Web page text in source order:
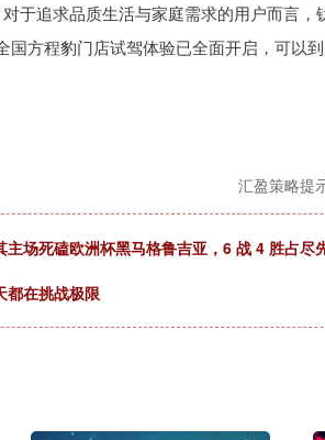
于追求品质生活与家庭需求的用户而言
方程豹门店试驾体验已全面开启，可以
汇盈策略提
主场死磕欧洲杯黑马格鲁吉亚，6 战 4 胜占尽
都在挑战极限